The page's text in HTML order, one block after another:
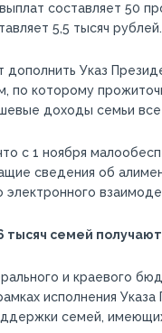
составляет 50
5,5 тысяч рублей.
дополнить Указ
по которому
доходы семьи
с 1 ноября
сведения об
тысяч семей
и краевого
исполнения
семей,